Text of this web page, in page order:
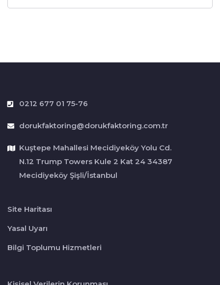
0212 677 01 75-76
dorukfaktoring@dorukfaktoring.com.tr
Kuştepe Mahallesi Mecidiyeköy Yolu Cd.
N.12 Trump Towers Kule 2 Kat 24 34387
Mecidiyeköy Şişli/İstanbul
Site Haritası
Yasal Uyarı
Bilgi Toplumu Hizmetleri